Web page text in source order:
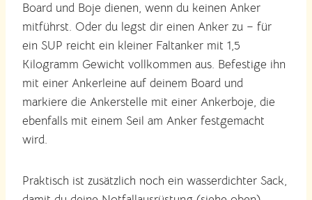
Board und Boje dienen, wenn du keinen Anker
mitführst. Oder du legst dir einen Anker zu – für
ein SUP reicht ein kleiner Faltanker mit 1,5
Kilogramm Gewicht vollkommen aus. Befestige ihn
mit einer Ankerleine auf deinem Board und
markiere die Ankerstelle mit einer Ankerboje, die
ebenfalls mit einem Seil am Anker festgemacht
wird.
Praktisch ist zusätzlich noch ein wasserdichter Sack,